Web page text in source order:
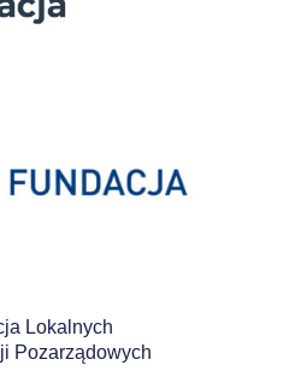
Lokalnych
Pozarządowych